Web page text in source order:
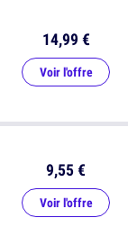
9,55 €
Voir l'offre
14,99 €
Voir l'offre